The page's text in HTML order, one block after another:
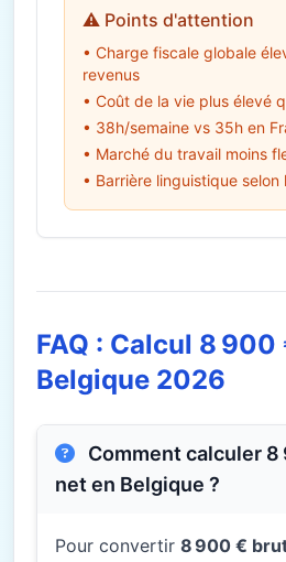
⚠️ Points d'attention
• Charge fiscale globale
revenus
• Coût de la vie plus élevé
• 38h/semaine vs 35h en
• Marché du travail moins
• Barrière linguistique selon
FAQ : Calcul 8
Belgique 2026
net en Belgique ?
Pour convertir 8 900 €